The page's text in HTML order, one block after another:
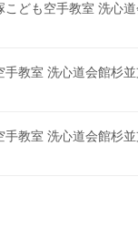
こども空手教室 洗心
手教室 洗心道会館杉
手教室 洗心道会館杉